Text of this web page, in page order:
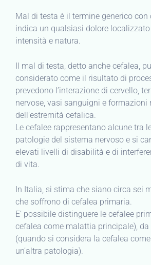
Mal di testa è il termine generico
indica un qualsiasi dolore
intensità e natura.
Il mal di testa, detto anche cefalea,
considerato come il risultato di
prevedono l’interazione di cervello,
nervose, vasi sanguigni e formazioni
dell’estremità cefalica.
Le cefalee rappresentano alcune tra
patologie del sistema nervoso e si
elevati livelli di disabilità e di
di vita.
In Italia, si stima che siano circa sei
che soffrono di cefalea primaria.
E’ possibile distinguere le cefalee
cefalea come malattia principale),
(quando si considera la cefalea
un’altra patologia).